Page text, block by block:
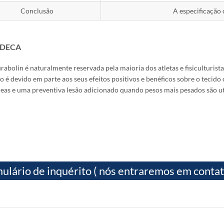
Conclusão A especificação
é naturalmente reservada pela maioria dos atletas e
é devido em parte aos seus efeitos positivos e benéficos sobre o
e uma preventiva lesão adicionado quando pesos mais pesados
de inquérito ( nós entraremos em